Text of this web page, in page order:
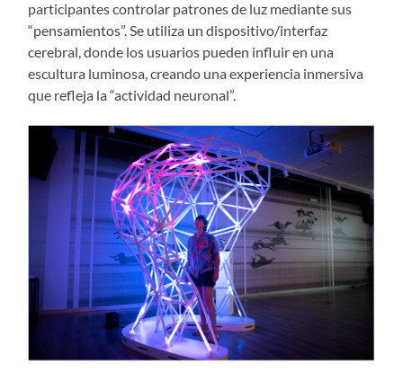
participantes controlar patrones de luz mediante sus
“pensamientos”. Se utiliza un dispositivo/interfaz
cerebral, donde los usuarios pueden influir en una
escultura luminosa, creando una experiencia inmersiva
que refleja la “actividad neuronal”.